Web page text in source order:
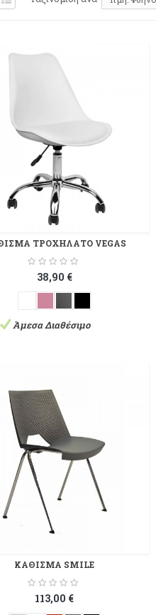
ΤΡΟΧΗΛΑΤΟ VEGAS
38,90 €
Άμεσα Διαθέσιμο
ΚΑΘΙΣΜΑ SMILE
113,00 €